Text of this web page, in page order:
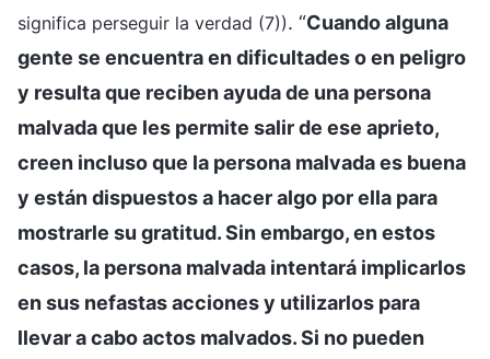
significa perseguir la verdad (7)). “Cuando alguna
gente se encuentra en dificultades o en peligro
y resulta que reciben ayuda de una persona
malvada que les permite salir de ese aprieto,
creen incluso que la persona malvada es buena
y están dispuestos a hacer algo por ella para
mostrarle su gratitud. Sin embargo, en estos
casos, la persona malvada intentará implicarlos
en sus nefastas acciones y utilizarlos para
llevar a cabo actos malvados. Si no pueden